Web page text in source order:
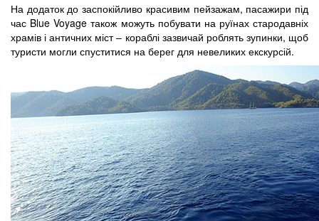
На додаток до заспокійливо красивим пейзажам, пасажири під
час Blue Voyage також можуть побувати на руїнах стародавніх
храмів і античних міст – кораблі зазвичай роблять зупинки, щоб
туристи могли спуститися на берег для невеликих екскурсій.